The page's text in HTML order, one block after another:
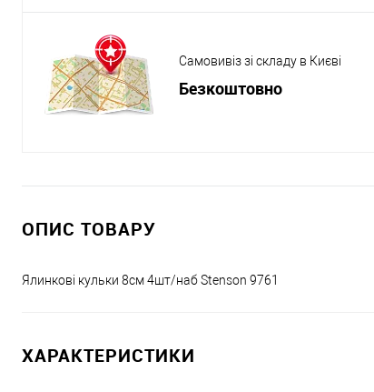
Самовивіз зі складу в Києві
Безкоштовно
ОПИС ТОВАРУ
Ялинкові кульки 8см 4шт/наб Stenson 9761
ХАРАКТЕРИСТИКИ